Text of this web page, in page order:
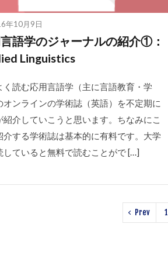
年10月9日
語学のジャーナルの紹介①：
Linguistics
く読む応用言語学（主に言語教育・学
オンラインの学術誌（英語）を不定期に
紹介していこうと思います。ちなみにこ
介する学術誌は基本的に有料です。大学
していると無料で読むことがで […]
Prev 1